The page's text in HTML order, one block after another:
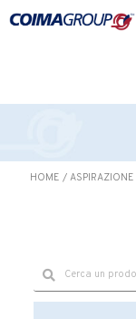
COSTRUZIONE
HOME / ASPIRAZIONE